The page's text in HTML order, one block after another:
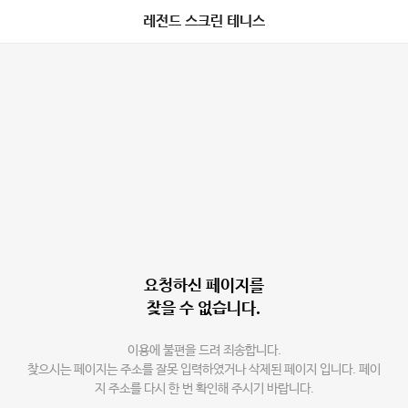
레전드 스크린 테니스
요청하신 페이지를
찾을 수 없습니다.
이용에 불편을 드려 죄송합니다.
찾으시는 페이지는 주소를 잘못 입력하였거나 삭제된 페이지 입니다. 페이
지 주소를 다시 한 번 확인해 주시기 바랍니다.